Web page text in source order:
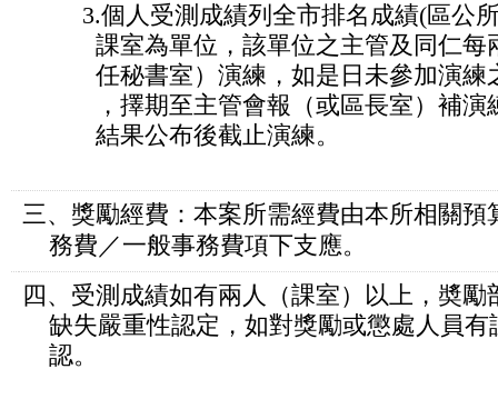
3.個人受測成績列全市排名成績(區公所
課室為單位，該單位之主管及同仁每
任秘書室）演練，如是日未參加演練
，擇期至主管會報（或區長室）補演
結果公布後截止演練。
三、獎勵經費：本案所需經費由本所相關
務費／一般事務費項下支應。
四、受測成績如有兩人（課室）以上，奬
缺失嚴重性認定，如對獎勵或懲處人員有
認。